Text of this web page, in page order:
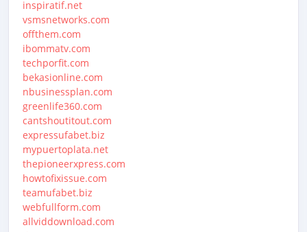
inspiratif.net
vsmsnetworks.com
offthem.com
ibommatv.com
techporfit.com
bekasionline.com
nbusinessplan.com
greenlife360.com
cantshoutitout.com
expressufabet.biz
mypuertoplata.net
thepioneerxpress.com
howtofixissue.com
teamufabet.biz
webfullform.com
allviddownload.com